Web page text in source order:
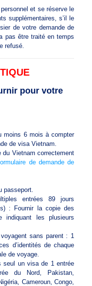
et se réserve le
supplémentaires, s’il le
de votre demande de
pas être traité en temps
refusé.
pour votre
moins 6 mois à compter
de visa Vietnam.
du Vietnam correctement
de demande de
passeport.
entrées 89 jours
: Fournir la copie des
les plusieurs
sans parent : 1
d’identités de chaque
de voyage.
seul un visa de 1 entrée
du Nord, Pakistan,
Cameroun, Congo,